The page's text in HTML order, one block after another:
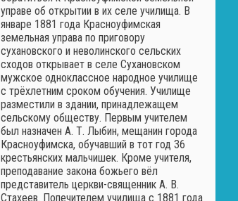
управе об открытии в их селе училища. В
январе 1881 года Красноуфимская
земельная управа по приговору
сухановского и неволинского сельских
сходов открывает в селе Сухановском
мужское одноклассное народное училище
с трёхлетним сроком обучения. Училище
разместили в здании, принадлежащем
сельскому обществу. Первым учителем
был назначен А. Т. Лыбин, мещанин города
Красноуфимска, обучавший в тот год 36
крестьянских мальчишек. Кроме учителя,
преподавание закона божьего вёл
представитель церкви-священник А. В.
Стахеев. Попечителем училища с 1881 года